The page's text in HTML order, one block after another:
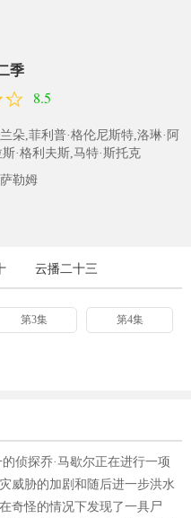
季
8.5
朵,菲利普·格伦尼斯特,洛琳·阿
·格利夫斯,马特·斯托克
勒姆
云播二十三
第3集 第4集
侦探乔·马歇尔正在进行一项
威胁的加剧和随后进一步洪水
奇怪的情况下发现了一具尸